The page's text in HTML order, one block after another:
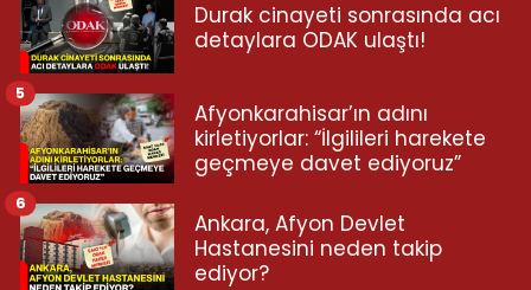
Durak cinayeti sonrasında acı
detaylara ODAK ulaştı!
Afyonkarahisar’ın adını
kirletiyorlar: “İlgilileri harekete
geçmeye davet ediyoruz”
5
Ankara, Afyon Devlet
Hastanesini neden takip
ediyor?
6